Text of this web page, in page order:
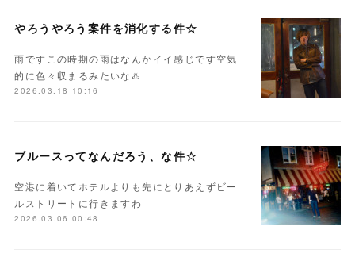
やろうやろう案件を消化する件☆
雨ですこの時期の雨はなんかイイ感じです空気
的に色々収まるみたいな♨️
2026.03.18 10:16
ブルースってなんだろう、な件☆
空港に着いてホテルよりも先にとりあえずビー
ルストリートに行きますわ
2026.03.06 00:48